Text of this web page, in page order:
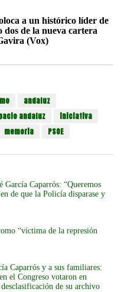
a un histórico líder de
dos de la nueva cartera
(Vox)
andaluz
andaluz
iniciativa
memoria PSOE
García Caparrós: “Queremos
de que la Policía disparase y
“víctima de la represión
Caparrós y a sus familiares:
el Congreso votaron en
de su archivo